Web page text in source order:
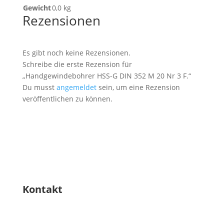
Gewicht0,0 kg
Rezensionen
Es gibt noch keine Rezensionen.
Schreibe die erste Rezension für
„Handgewindebohrer HSS-G DIN 352 M 20 Nr 3 F.“
Du musst angemeldetsein, um eine Rezension
veröffentlichen zu können.
Kontakt